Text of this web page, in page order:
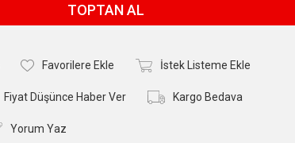
TOPTAN AL
Favorilere Ekle İstek Listeme Ekle
Fiyat Düşünce Haber Ver Kargo Bedava
Yorum Yaz